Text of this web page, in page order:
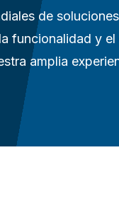
de
funcionalidad y
amplia